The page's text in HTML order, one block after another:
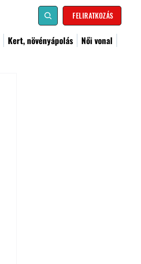
FELIRATKOZÁS
Kert, növényápolás
Női vonal